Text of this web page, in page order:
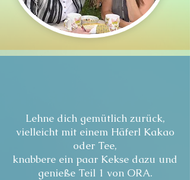
Lehne dich gemütlich zurück,
vielleicht mit einem Häferl Kakao
oder Tee,
knabbere ein paar Kekse dazu und
genieße Teil 1 von ORA.